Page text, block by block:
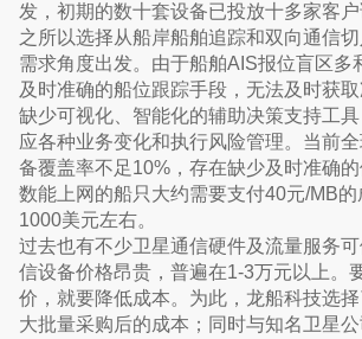
发，初期的数十套设备已投放十多家客户
之所以选择从船岸船舶追踪和双向通信
需求角度出发。由于船舶AIS报位盲区多
及时准确的船位跟踪手段，无法及时获取
缺少可视化、智能化的辅助决策支持工
应各种业务变化和执行风险管理。当前
备覆盖率不足10%，存在缺少及时准确
数能上网的船只大约需要支付40元/MB
1000美元左右。
过去也有不少卫星通信硬件及流量服务
信设备价格昂贵，普遍在1-3万元以上。
价，就要降低成本。为此，龙船科技选
大批量采购后的成本；同时与知名卫星